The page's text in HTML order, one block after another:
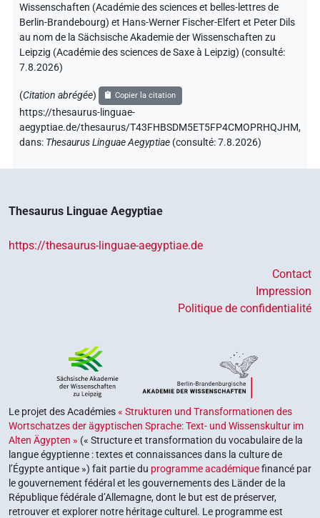
Wissenschaften (Académie des sciences et belles-lettres de
Berlin-Brandebourg) et Hans-Werner Fischer-Elfert et Peter Dils
au nom de la Sächsische Akademie der Wissenschaften zu
Leipzig (Académie des sciences de Saxe à Leipzig) (consulté:
7.8.2026)
(Citation abrégée) Copier la citation
https://thesaurus-linguae-
aegyptiae.de/thesaurus/T43FHBSDM5ET5FP4CMOPRHQJHM,
dans: Thesaurus Linguae Aegyptiae (consulté:7.8.2026)
Thesaurus Linguae Aegyptiae
https://thesaurus-linguae-aegyptiae.de
Contact
Impression
Politique de confidentialité
Le projet des Académies« Strukturen und Transformationen des
Wortschatzes der ägyptischen Sprache: Text- und Wissenskultur im
Alten Ägypten » (« Structure et transformation du vocabulaire de la
langue égyptienne : textes et connaissances dans la culture de
l’Égypte antique ») fait partie du programme académiquefinancé par
le gouvernement fédéral et les gouvernements des Länder de la
République fédérale d’Allemagne, dont le but est de préserver,
retrouver et explorer notre héritage culturel. Le programme est